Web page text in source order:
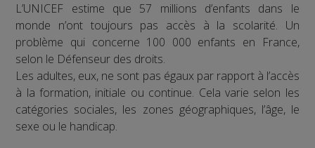
L’UNICEF estime que 57 millions d’enfants dans le
monde n’ont toujours pas accès à la scolarité. Un
problème qui concerne 100 000 enfants en France,
selon le Défenseur des droits.
Les adultes, eux, ne sont pas égaux par rapport à l’accès
à la formation, initiale ou continue. Cela varie selon les
catégories sociales, les zones géographiques, l’âge, le
sexe ou le handicap.